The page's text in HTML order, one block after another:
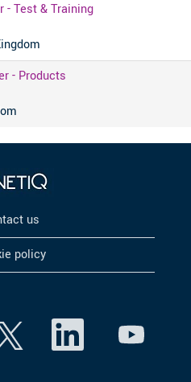
- Test & Training
- Products
us
policy
W